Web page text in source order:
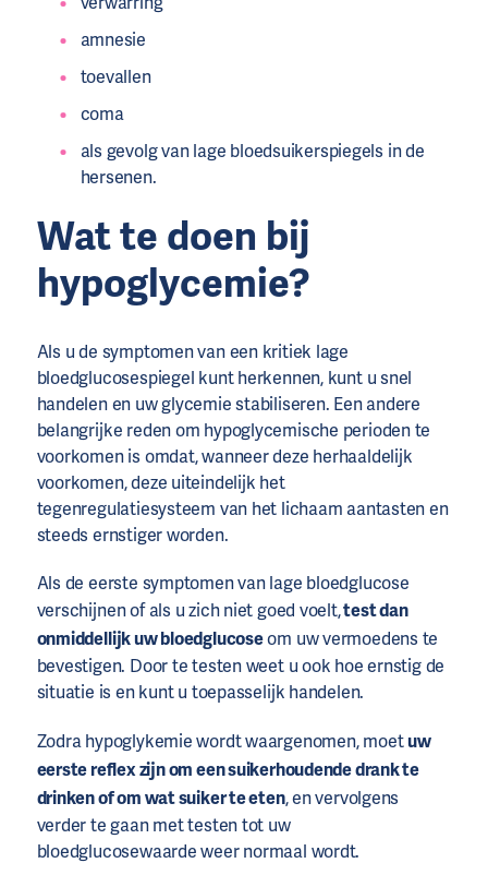
amnesie
toevallen
coma
als gevolg van lage bloedsuikerspiegels in de
hersenen.
Wat te doen bij
hypoglycemie?
Als u de symptomen van een kritiek lage
bloedglucosespiegel kunt herkennen, kunt u snel
handelen en uw glycemie stabiliseren. Een andere
belangrijke reden om hypoglycemische perioden te
voorkomen is omdat, wanneer deze herhaaldelijk
voorkomen, deze uiteindelijk het
tegenregulatiesysteem van het lichaam aantasten en
steeds ernstiger worden.
Als de eerste symptomen van lage bloedglucose
verschijnen of als u zich niet goed voelt,test dan
onmiddellijk uw bloedglucoseom uw vermoedens te
bevestigen. Door te testen weet u ook hoe ernstig de
situatie is en kunt u toepasselijk handelen.
Zodra hypoglykemie wordt waargenomen, moetuw
eerste reflex zijn om een suikerhoudende drank te
drinken of om wat suiker te eten, en vervolgens
verder te gaan met testen tot uw
bloedglucosewaarde weer normaal wordt.